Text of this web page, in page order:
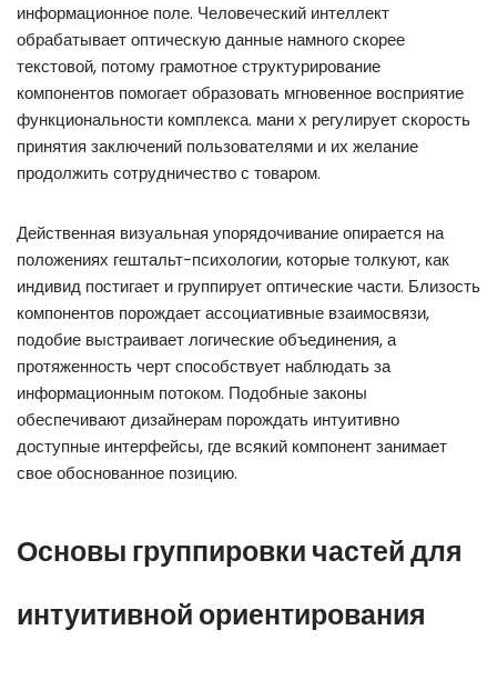
информационное поле. Человеческий интеллект
обрабатывает оптическую данные намного скорее
текстовой, потому грамотное структурирование
компонентов помогает образовать мгновенное восприятие
функциональности комплекса. мани х регулирует скорость
принятия заключений пользователями и их желание
продолжить сотрудничество с товаром.
Действенная визуальная упорядочивание опирается на
положениях гештальт-психологии, которые толкуют, как
индивид постигает и группирует оптические части. Близость
компонентов порождает ассоциативные взаимосвязи,
подобие выстраивает логические объединения, а
протяженность черт способствует наблюдать за
информационным потоком. Подобные законы
обеспечивают дизайнерам порождать интуитивно
доступные интерфейсы, где всякий компонент занимает
свое обоснованное позицию.
Основы группировки частей для
интуитивной ориентирования